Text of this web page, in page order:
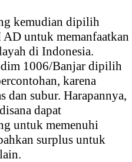
kemudian dipilih
untuk memanfaatkan
di Indonesia.
1006/Banjar dipilih
karena
dan subur. Harapannya,
dapat
untuk memenuhi
surplus untuk